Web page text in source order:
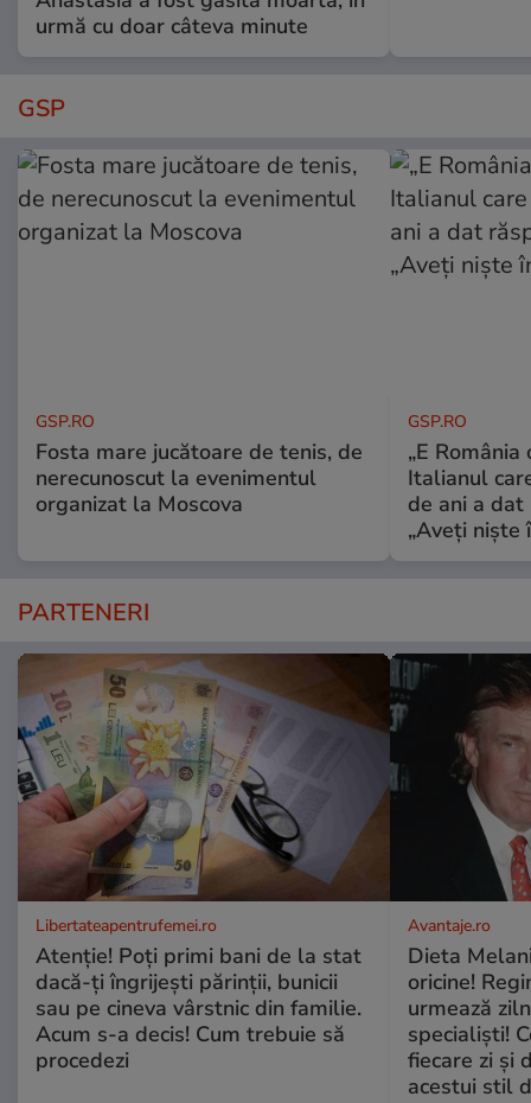
urmă cu doar câteva minute
GSP
GSP.RO
Fosta mare jucătoare de tenis, de
nerecunoscut la evenimentul
organizat la Moscova
GSP.RO
„E
Italianul
de ani a
„Aveți niște
PARTENERI
Libertateapentrufemei.ro
Atenție! Poți primi bani de la stat
dacă-ți îngrijești părinții, bunicii
sau pe cineva vârstnic din familie.
Acum s-a decis! Cum trebuie să
procedezi
Avantaje.ro
Dieta
oricine!
urmează
specialiști!
fiecare zi și
acestui stil